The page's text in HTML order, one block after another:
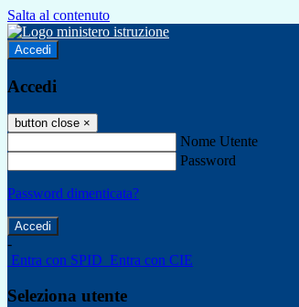
Salta al contenuto
Accedi
Accedi
button close ×
Nome Utente
Password
Password dimenticata?
-
Entra con SPID Entra con CIE
Seleziona utente